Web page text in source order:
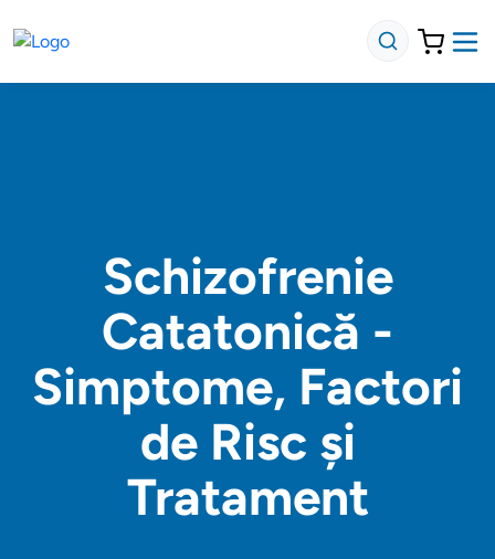
Schizofrenie
Catatonică -
Simptome, Factori
de Risc și
Tratament